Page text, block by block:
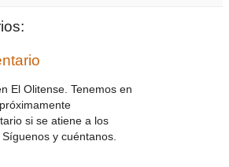
El Olitense. Tenemos en
si se atiene a los
y cuéntanos.